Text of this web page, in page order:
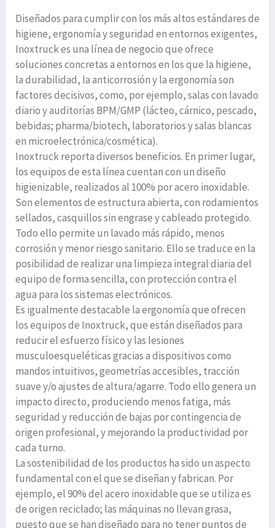
Diseñados para cumplir con los más altos estándares de
higiene, ergonomía y seguridad en entornos exigentes,
Inoxtruck es una línea de negocio que ofrece
soluciones concretas a entornos en los que la higiene,
la durabilidad, la anticorrosión y la ergonomía son
factores decisivos, como, por ejemplo, salas con lavado
diario y auditorías BPM/GMP (lácteo, cárnico, pescado,
bebidas; pharma/biotech, laboratorios y salas blancas
en microelectrónica/cosmética).
Inoxtruck reporta diversos beneficios. En primer lugar,
los equipos de esta línea cuentan con un diseño
higienizable, realizados al 100% por acero inoxidable.
Son elementos de estructura abierta, con rodamientos
sellados, casquillos sin engrase y cableado protegido.
Todo ello permite un lavado más rápido, menos
corrosión y menor riesgo sanitario. Ello se traduce en la
posibilidad de realizar una limpieza integral diaria del
equipo de forma sencilla, con protección contra el
agua para los sistemas electrónicos.
Es igualmente destacable la ergonomía que ofrecen
los equipos de Inoxtruck, que están diseñados para
reducir el esfuerzo físico y las lesiones
musculoesqueléticas gracias a dispositivos como
mandos intuitivos, geometrías accesibles, tracción
suave y/o ajustes de altura/agarre. Todo ello genera un
impacto directo, produciendo menos fatiga, más
seguridad y reducción de bajas por contingencia de
origen profesional, y mejorando la productividad por
cada turno.
La sostenibilidad de los productos ha sido un aspecto
fundamental con el que se diseñan y fabrican. Por
ejemplo, el 90% del acero inoxidable que se utiliza es
de origen reciclado; las máquinas no llevan grasa,
puesto que se han diseñado para no tener puntos de